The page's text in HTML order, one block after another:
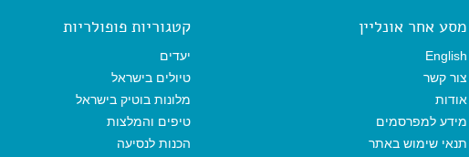
o
o
מסע אחר אונליין
English
צור קשר
אודות
מידע למפרסמים
תנאי שימוש באתר
קטגוריות פופולריות
יעדים
טיולים בישראל
מלונות בוטיק בישראל
טיפים והמלצות
הכנות לנסיעה